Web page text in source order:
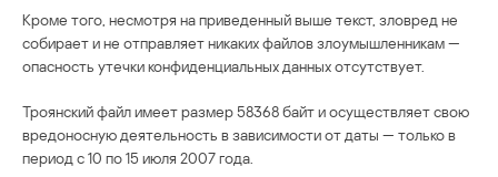
Кроме того, несмотря на приведенный выше текст, зловред не
собирает и не отправляет никаких файлов злоумышленникам —
опасность утечки конфиденциальных данных отсутствует.
Троянский файл имеет размер 58368 байт и осуществляет свою
вредоносную деятельность в зависимости от даты — только в
период с 10 по 15 июля 2007 года.